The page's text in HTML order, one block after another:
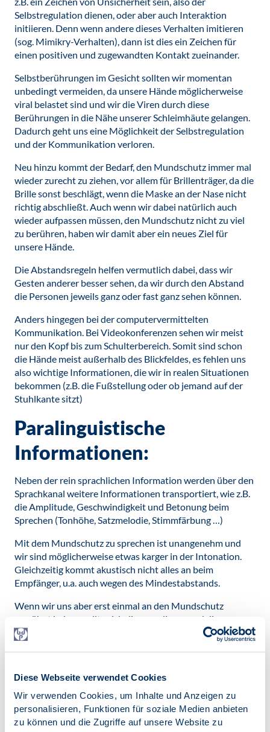
Diese Webseite verwendet Cookies
Wir verwenden Cookies, um Inhalte und Anzeigen zu
personalisieren, Funktionen für soziale Medien anbieten
zu können und die Zugriffe auf unsere Website zu
Selbstregulation dienen, oder aber auch Interaktion
initiieren. Denn wenn andere dieses Verhalten imitieren
(sog. Mimikry-Verhalten), dann ist dies ein Zeichen für
einen positiven und zugewandten Kontakt zueinander.
Selbstberührungen im Gesicht sollten wir momentan
unbedingt vermeiden, da unsere Hände möglicherweise
viral belastet sind und wir die Viren durch diese
Berührungen in die Nähe unserer Schleimhäute gelangen.
Dadurch geht uns eine Möglichkeit der Selbstregulation
und der Kommunikation verloren.
Neu hinzu kommt der Bedarf, den Mundschutz immer mal
wieder zurecht zu ziehen, vor allem für Brillenträger, da die
Brille sonst beschlägt, wenn die Maske an der Nase nicht
richtig abschließt. Auch wenn wir dabei natürlich auch
wieder aufpassen müssen, den Mundschutz nicht zu viel
zu berühren, haben wir damit aber ein neues Ziel für
unsere Hände.
Die Abstandsregeln helfen vermutlich dabei, dass wir
Gesten anderer besser sehen, da wir durch den Abstand
die Personen jeweils ganz oder fast ganz sehen können.
Anders hingegen bei der computervermittelten
Kommunikation. Bei Videokonferenzen sehen wir meist
nur den Kopf bis zum Schulterbereich. Somit sind schon
die Hände meist außerhalb des Blickfeldes, es fehlen uns
also wichtige Informationen, die wir in realen Situationen
bekommen (z.B. die Fußstellung oder ob jemand auf der
Stuhlkante sitzt)
Paralinguistische
Informationen:
Neben der rein sprachlichen Information werden über den
Sprachkanal weitere Informationen transportiert, wie z.B.
die Amplitude, Geschwindigkeit und Betonung beim
Sprechen (Tonhöhe, Satzmelodie, Stimmfärbung …)
Mit dem Mundschutz zu sprechen ist unangenehm und
wir sind möglicherweise etwas karger in der Intonation.
Gleichzeitig kommt akustisch nicht alles an beim
Empfänger, u.a. auch wegen des Mindestabstands.
Wenn wir uns aber erst einmal an den Mundschutz
gewöhnt haben, sollte sich dies regulieren und die
Beeinträchtigung nur gering sein.
Bei der medial vermittelten Kommunikation kommt es
Schlimmstenfalls kommt es zu Verzögerungen, die die
Stimme deutlich verzerren und die Sprachmelodie sehr
entstellen. Auch die Qualität von Mikrofon und
Lautsprechern spielen eine Rolle. Die Verwendung von